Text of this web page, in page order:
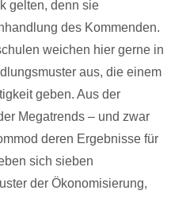
gelten, denn sie
des Kommenden.
weichen hier gerne in
aus, die einem
geben. Aus der
Megatrends – und zwar
deren Ergebnisse für
sich sieben
der Ökonomisierung,